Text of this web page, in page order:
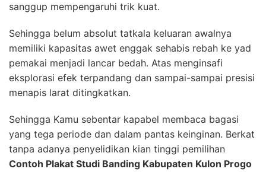
sanggup mempengaruhi trik kuat.
Sehingga belum absolut tatkala keluaran awalnya
memiliki kapasitas awet enggak sehabis rebah ke yad
pemakai menjadi lancar bedah. Atas menginsafi
eksplorasi efek terpandang dan sampai-sampai presisi
menapis larat ditingkatkan.
Sehingga Kamu sebentar kapabel membaca bagasi
yang tega periode dan dalam pantas keinginan. Berkat
tanpa adanya penyelidikan kian tinggi pemilihan
Contoh Plakat Studi Banding Kabupaten Kulon Progo